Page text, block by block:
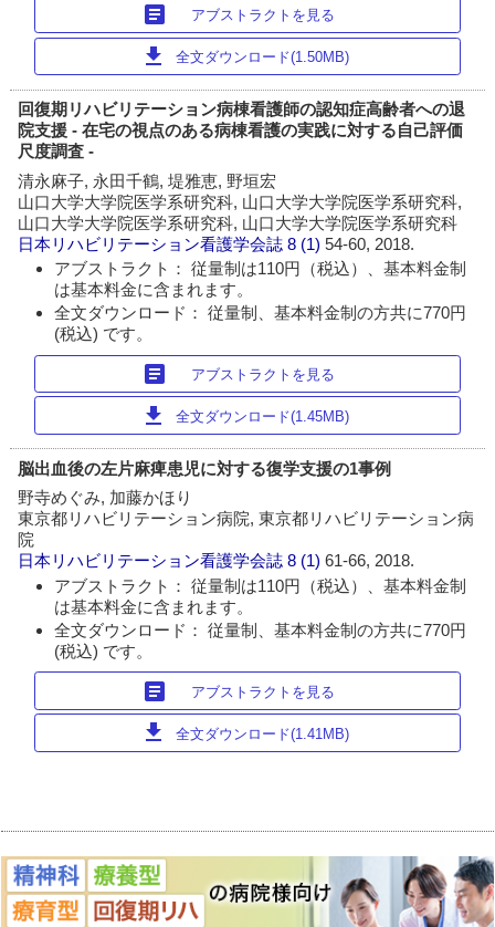
article アブストラクトを見る
download 全文ダウンロード(1.50MB)
回復期リハビリテーション病棟看護師の認知症高齢者への退
院支援 - 在宅の視点のある病棟看護の実践に対する自己評価
尺度調査 -
清永麻子, 永田千鶴, 堤雅恵, 野垣宏
山口大学大学院医学系研究科, 山口大学大学院医学系研究科,
山口大学大学院医学系研究科, 山口大学大学院医学系研究科
日本リハビリテーション看護学会誌 8 (1)54-60, 2018.
アブストラクト： 従量制は110円（税込）、基本料金制
は基本料金に含まれます。
全文ダウンロード： 従量制、基本料金制の方共に770円
(税込) です。
article アブストラクトを見る
download 全文ダウンロード(1.45MB)
脳出血後の左片麻痺患児に対する復学支援の1事例
野寺めぐみ, 加藤かほり
東京都リハビリテーション病院, 東京都リハビリテーション病
院
日本リハビリテーション看護学会誌 8 (1)61-66, 2018.
アブストラクト： 従量制は110円（税込）、基本料金制
は基本料金に含まれます。
全文ダウンロード： 従量制、基本料金制の方共に770円
(税込) です。
article アブストラクトを見る
download 全文ダウンロード(1.41MB)